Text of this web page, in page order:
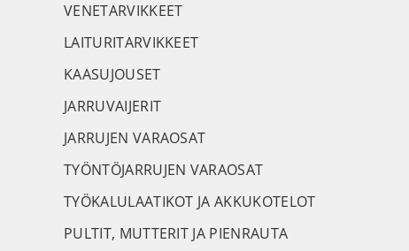
VENETARVIKKEET
LAITURITARVIKKEET
KAASUJOUSET
JARRUVAIJERIT
JARRUJEN VARAOSAT
TYÖNTÖJARRUJEN VARAOSAT
TYÖKALULAATIKOT JA AKKUKOTELOT
PULTIT, MUTTERIT JA PIENRAUTA